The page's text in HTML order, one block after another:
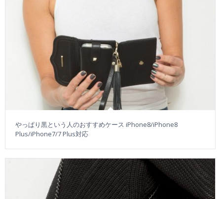
やっぱり黒という人のおすすめケース iPhone8/iPhone8
Plus/iPhone7/7 Plus対応